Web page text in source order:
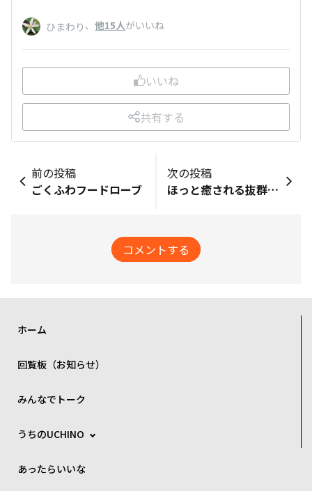
ひまわり 、 他15人がいいね
いいね
共有する
前の投稿
ごくふわフードローブ
次の投稿
ほっと癒される抜群の肌触り、タオルハンカチ♡
コメントする
ホーム
回覧板（お知らせ）
みんなでトーク
うちのUCHINO
あったらいいな